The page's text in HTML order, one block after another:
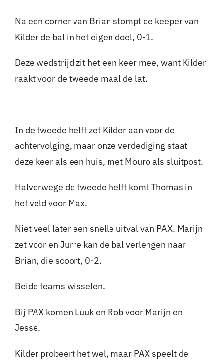
Na een corner van Brian stompt de keeper van
Kilder de bal in het eigen doel, 0-1.
Deze wedstrijd zit het een keer mee, want Kilder
raakt voor de tweede maal de lat.
In de tweede helft zet Kilder aan voor de
achtervolging, maar onze verdediging staat
deze keer als een huis, met Mouro als sluitpost.
Halverwege de tweede helft komt Thomas in
het veld voor Max.
Niet veel later een snelle uitval van PAX. Marijn
zet voor en Jurre kan de bal verlengen naar
Brian, die scoort, 0-2.
Beide teams wisselen.
Bij PAX komen Luuk en Rob voor Marijn en
Jesse.
Kilder probeert het wel, maar PAX speelt de